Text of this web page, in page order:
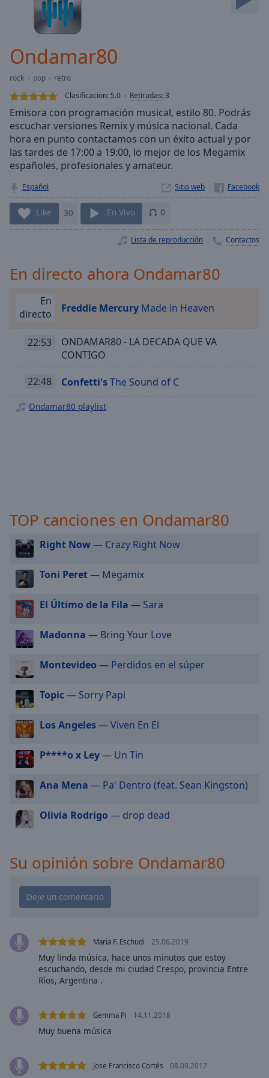
Current
Time 0:00
Duration
Loaded:
0.00%
Stream
TypeLIVE
Seek to
live,
currently
behind
live LIVE
Remaining
Time-
Playback
Rate
Descriptions
off,
selected
subtitles
off
selected
Audio
Track
Picture-
in-
Fullscreen
This
modal
window.
Beginning
dialog
window.
Escape
cancel
and
window.
Color
Opacity
Background
Caption
Ondamar80
rock pop
retro
Clasificacion: 5.0 Retiradas:3
Emisora con programación musical, estilo 80. Podrás
escuchar versiones Remix y música nacional. Cada
hora en punto contactamos con un éxito actual y por
las tardes de 17:00 a 19:00, lo mejor de los Megamix
españoles, profesionales y amateur.
Español Sitio web
Like 30 En Vivo 0
Lista de reproducción Contactos
En directo ahora Ondamar80
En
directo
Freddie Mercury Made in Heaven
22:53
ONDAMAR80 - LA DECADA QUE VA
CONTIGO
22:48 Confetti'sThe Sound of C
Ondamar80 playlist
TOP canciones en Ondamar80
Right Now— Crazy Right Now
Toni Peret— Megamix
El Último de la Fila — Sara
Madonna — Bring Your Love
Montevideo — Perdidos en el súper
Topic— Sorry Papi
Los Angeles— Viven En El
P****o x Ley— Un Tin
Ana Mena — Pa' Dentro (feat. Sean Kingston)
Olivia Rodrigo — drop dead
Su opinión sobre Ondamar80
Maria F. Eschudi 25.06.2019
Muy linda música, hace unos minutos que estoy
escuchando, desde mi ciudad Crespo, provincia Entre
Ríos, Argentina .
Gemma Pi 14.11.2018
Muy buena música
Jose Francisco Cortés 08.09.2017